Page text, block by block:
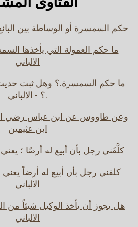
حكم السمسرة أو الوساطة بين
ما حكم العمولة التي يأخذها
الالباني
ما حكم السمسرة.؟ وهل ثبت
.؟ - الالباني
وعن طاووس عن ابن عباس رضي
ابن عثيمين
كلَّفَني رجل بأن أبيع له أرضًا ؛ يعني
كلفني رجل بأن أبيع له أرضاً
الالباني
هل يجوز أن يأخذ الوكيل شيئاً
الالباني